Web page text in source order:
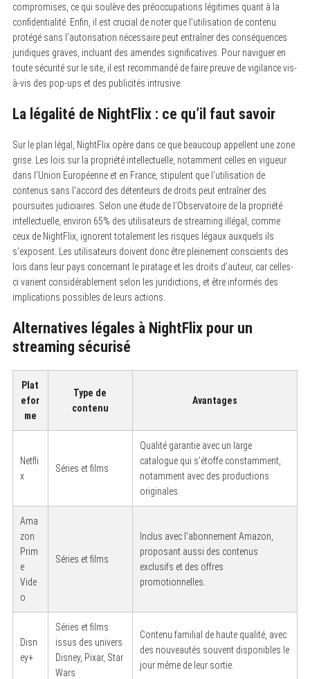
compromises, ce qui soulève des préoccupations légitimes quant à la
confidentialité. Enfin, il est crucial de noter que l’utilisation de contenu
protégé sans l’autorisation nécessaire peut entraîner des conséquences
juridiques graves, incluant des amendes significatives. Pour naviguer en
toute sécurité sur le site, il est recommandé de faire preuve de vigilance vis-
à-vis des pop-ups et des publicités intrusive.
La légalité de NightFlix : ce qu’il faut savoir
Sur le plan légal, NightFlix opère dans ce que beaucoup appellent une zone
grise. Les lois sur la propriété intellectuelle, notamment celles en vigueur
dans l’Union Européenne et en France, stipulent que l’utilisation de
contenus sans l’accord des détenteurs de droits peut entraîner des
poursuites judiciaires. Selon une étude de l’Observatoire de la propriété
intellectuelle, environ 65% des utilisateurs de streaming illégal, comme
ceux de NightFlix, ignorent totalement les risques légaux auxquels ils
s’exposent. Les utilisateurs doivent donc être pleinement conscients des
lois dans leur pays concernant le piratage et les droits d’auteur, car celles-
ci varient considérablement selon les juridictions, et être informés des
implications possibles de leurs actions.
Alternatives légales à NightFlix pour un
streaming sécurisé
Plat
efor
me
Type de
contenu
Avantages
Netfli
x
Séries et films
Qualité garantie avec un large
catalogue qui s’étoffe constamment,
notamment avec des productions
originales.
Ama
zon
Prim
e
Vide
o
Séries et films
Inclus avec l’abonnement Amazon,
proposant aussi des contenus
exclusifs et des offres
promotionnelles.
Disn
ey+
Séries et films
issus des univers
Disney, Pixar, Star
Wars
Contenu familial de haute qualité, avec
des nouveautés souvent disponibles le
jour même de leur sortie.
S
a
c
h
f
o